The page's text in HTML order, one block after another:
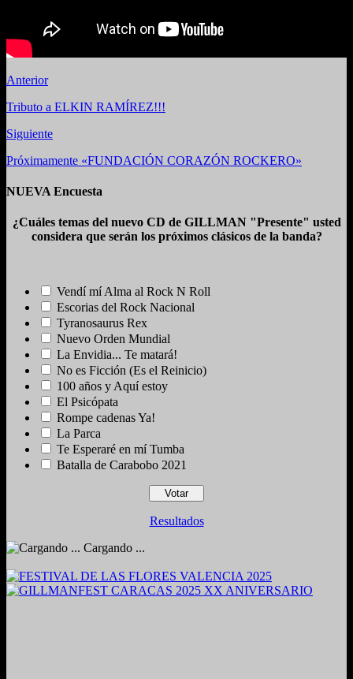
Anterior
Tributo a ELKIN RAMÍREZ!!!
Siguiente
Próximamente «FUNDACIÓN CORAZÓN ROCKERO»
NUEVA Encuesta
¿Cuáles temas del nuevo CD de GILLMAN "Presente" usted
considera que serán los próximos clásicos de la banda?
Vendí mí Alma al Rock N Roll
Escorias del Rock Nacional
Tyranosaurus Rex
Nuevo Orden Mundial
La Envidia... Te matará!
No es Ficción (Es el Reinicio)
100 años y Aquí estoy
El Psicópata
Rompe cadenas Ya!
La Parca
Te Esperaré en mí Tumba
Batalla de Carabobo 2021
Resultados
Cargando ...